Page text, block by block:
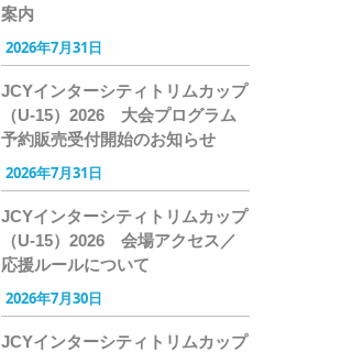
案内
2026年7月31日
JCYインターシティトリムカップ
（U-15）2026 大会プログラム
予約販売受付開始のお知らせ
2026年7月31日
JCYインターシティトリムカップ
（U-15）2026 会場アクセス／
応援ルールについて
2026年7月30日
JCYインターシティトリムカップ